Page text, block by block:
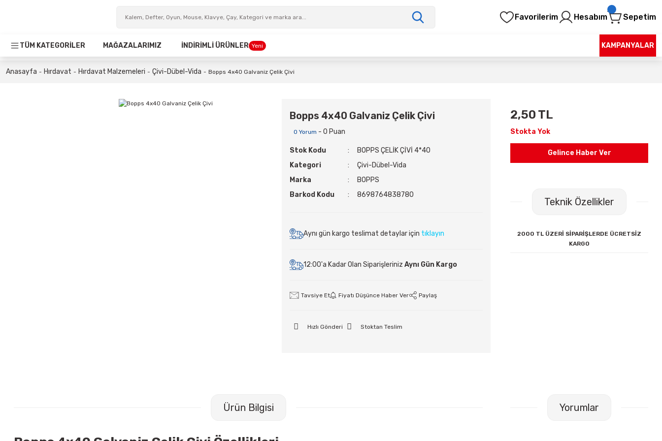
Favorilerim Hesabım Sepetim
TÜM KATEGORİLER MAĞAZALARIMIZ İNDİRİMLİ ÜRÜNLER Yeni KAMPANYALAR
Anasayfa Hırdavat Hırdavat Malzemeleri Çivi-Dübel-Vida Bopps 4x40 Galvaniz Çelik Çivi
Bopps 4x40 Galvaniz Çelik Çivi
0 Yorum - 0 Puan
Stok Kodu
BOPPS ÇELİK ÇİVİ 4*40
Kategori
Çivi-Dübel-Vida
Marka
BOPPS
Barkod Kodu
8698764838780
Aynı gün kargo teslimat detaylar için tıklayın
12:00'a Kadar Olan Siparişleriniz Aynı Gün Kargo
Tavsiye Et Fiyatı Düşünce Haber Ver Paylaş
Hızlı Gönderi Stoktan Teslim
2,50 TL
Stokta Yok
Gelince Haber Ver
Teknik Özellikler
2000 TL ÜZERİ SİPARİŞLERDE ÜCRETSİZ
KARGO
Ürün Bilgisi Yorumlar